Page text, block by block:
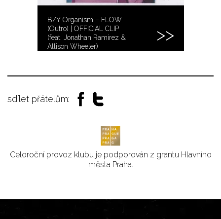
B/Y Organism – FLOW
(Outro) | OFFICIAL CLIP
(feat. Jonathan Ramirez &
Allison Wheeler)
sdílet přátelům:
Celoroční provoz klubu je podporován z grantu Hlavního
města Praha.